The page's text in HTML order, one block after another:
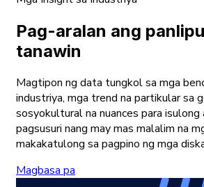
Pag-aralan ang
tanawin
Magtipon ng data tungkol sa mga
industriya, mga trend na partikular sa
sosyokultural na nuances para isulong
pagsusuri nang may mas malalim na
makakatulong sa pagpino ng mga
Magbasa pa